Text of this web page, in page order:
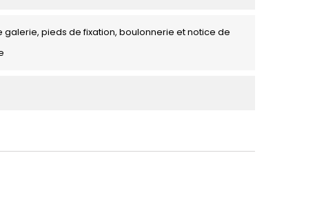
galerie, pieds de fixation, boulonnerie et notice de